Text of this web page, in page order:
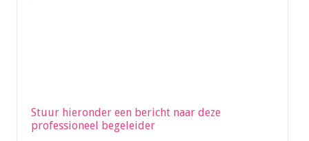
Stuur hieronder een bericht naar deze
professioneel begeleider